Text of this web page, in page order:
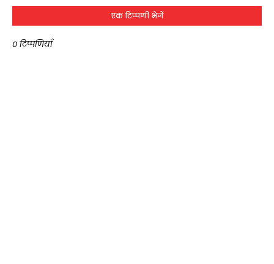
एक टिप्पणी भेजें
0 टिप्पणियाँ